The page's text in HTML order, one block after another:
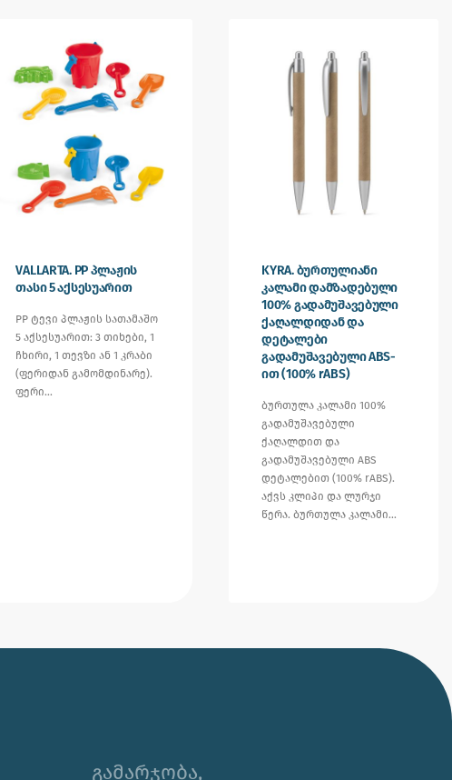
VALLARTA. PP პლაჟის
თასი 5 აქსესუარით
PP ტევი პლაჟის სათამაშო
5 აქსესუარით: 3 თიხები, 1
ჩხირი, 1 თევზი ან 1 კრაბი
(ფერიდან გამომდინარე).
ფერი…
KYRA. ბურთულიანი
კალამი დამზადებული
100% გადამუშავებული
ქაღალდიდან და
დეტალები
გადამუშავებული ABS-
ით (100% rABS)
ბურთულა კალამი 100%
გადამუშავებული
ქაღალდით და
გადამუშავებული ABS
დეტალებით (100% rABS).
აქვს კლიპი და ლურჯი
წერა. ბურთულა კალამი…
გამარჯობა,იცოდეთ აქ ვარ 😊